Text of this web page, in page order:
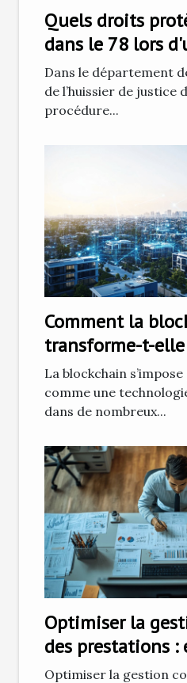
Quels droits
dans le 78 lors
de recouvrement
Dans le département
de l’huissier de justice
procédure...
Comment la
transforme-t-
transactions
La blockchain
comme une
dans de nombreux...
Optimiser la
des prestations :
solutions
Optimiser la gestion